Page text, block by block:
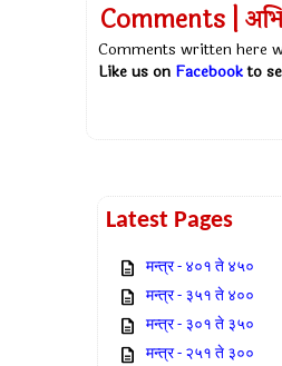
Comments |
Comments written here
Like us on Facebookto
Latest Pages
मन्त्र - ४०१ ते ४५०
मन्त्र - ३५१ ते ४००
मन्त्र - ३०१ ते ३५०
मन्त्र - २५१ ते ३००